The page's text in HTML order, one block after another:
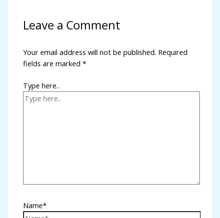
Leave a Comment
Your email address will not be published. Required
fields are marked*
Type here..
Name*